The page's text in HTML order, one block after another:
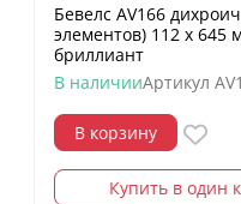
Бевелс AV166
элементов) 112 х 645
бриллиант
В наличииАртикул
В корзину
Купить в один